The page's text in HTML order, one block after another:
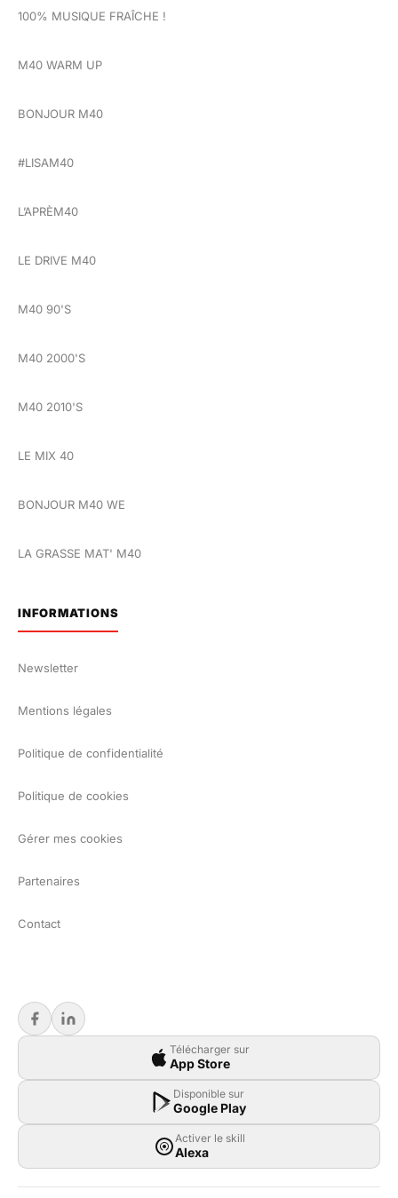
100% MUSIQUE FRAÎCHE !
M40 WARM UP
BONJOUR M40
#LISAM40
L’APRÈM40
LE DRIVE M40
M40 90'S
M40 2000'S
M40 2010'S
LE MIX 40
BONJOUR M40 WE
LA GRASSE MAT' M40
INFORMATIONS
Newsletter
Mentions légales
Politique de confidentialité
Politique de cookies
Gérer mes cookies
Partenaires
Contact
Télécharger sur
App Store
Disponible sur
Google Play
Activer le skill
Alexa